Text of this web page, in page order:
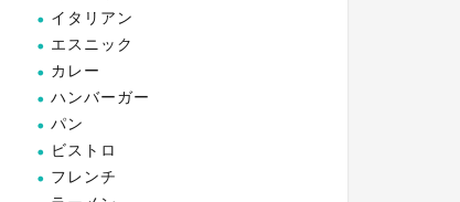
イタリアン
エスニック
カレー
ハンバーガー
パン
ビストロ
フレンチ